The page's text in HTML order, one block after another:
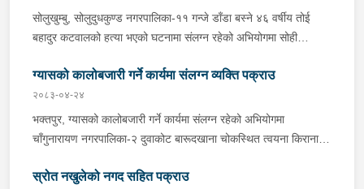
सोलुखुम्बु, सोलुदुधकुण्ड नगरपालिका-११ गन्जे डाँडा बस्ने ४६ वर्षीय तोई
बहादुर कटवालको हत्या भएको घटनामा संलग्न रहेको अभियोगमा सोही
आइतबार बिहान प्रहरीले पक्राउ गरेको छ । तोई बहादुर आफ्नै घरमा शनिबार
बिहान मृत अवस्थामा फेला परेको घटनाको अनुसन्धानको क्रममा जिल्ला
प्रहरी कार्यालय सोलुखुम्बु समेतबाट खटिएको प्रहरीले भुवन सिंहलाई पक्राउ
गरेको हो । अनुसन्धानको क्रममा भुवन सिंहले आपसी वादविवादको क्रममा
प्रहरीले आवश्यक अनुसन्धान गरिरहेको छ ।
ग्यासको कालोबजारी गर्ने कार्यमा संलग्न व्यक्ति पक्राउ
२०८३-०४-२४
भक्तपुर, ग्यासको कालोबजारी गर्ने कार्यमा संलग्न रहेको अभियोगमा
चाँगुनारायण नगरपालिका-‍२ दुवाकोट बारूदखाना चोकस्थित त्वयना किराना
पक्राउ गरेको छ । तुलसीरामले उपभोक्ताहरूलाई एलपी ग्यास प्रति
स्रोत नखुलेको नगद सहित पक्राउ